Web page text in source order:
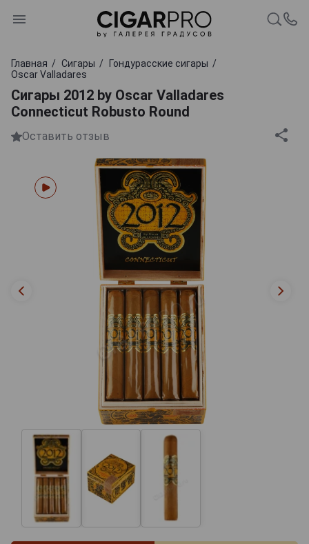
Главная Сигары
Гондурасские сигары
Oscar Valladares
Сигары 2012 by Oscar Valladares
Connecticut Robusto Round
Оставить отзыв